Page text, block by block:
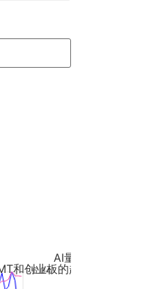
振吧？...
是牛！我跟着这个策略小